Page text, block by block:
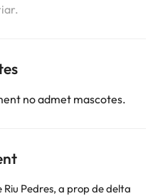
no admet mascotes.
Pedres, a prop de delta